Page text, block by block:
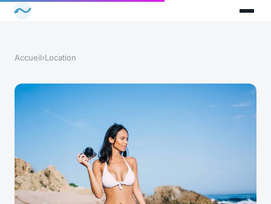
Accueil›Location